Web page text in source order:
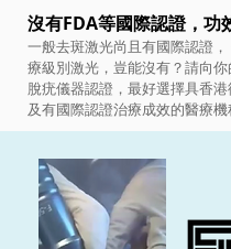
沒有FDA等國際認證，功
一般去斑激光尚且有國際認證
療級別激光，豈能沒有？請向
脫疣儀器認證，最好選擇具香
及有國際認證治療成效的醫療機